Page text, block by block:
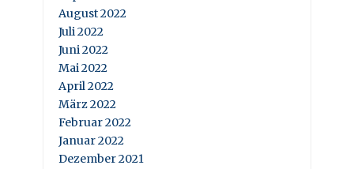
August 2022
Juli 2022
Juni 2022
Mai 2022
April 2022
März 2022
Februar 2022
Januar 2022
Dezember 2021